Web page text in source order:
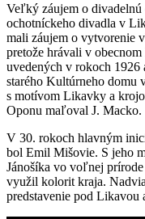
Veľký záujem o
ochotníckeho divadla v
mali záujem o vytvorenie
pretože hrávali v
uvedených v rokoch
starého Kultúrneho domu
s motívom Likavky a
Oponu maľoval J. Macko.
V 30. rokoch hlavným
bol Emil Mišovie. S jeho
Jánošíka vo voľnej
využil kolorit kraja.
predstavenie pod